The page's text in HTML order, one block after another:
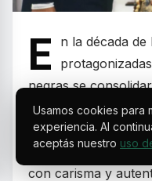
E
n la década
negras se
cultural que
mensajes sociales
dejaron huella por
con carisma y
Usamos cookies para
experiencia. Al
aceptás nuestro uso